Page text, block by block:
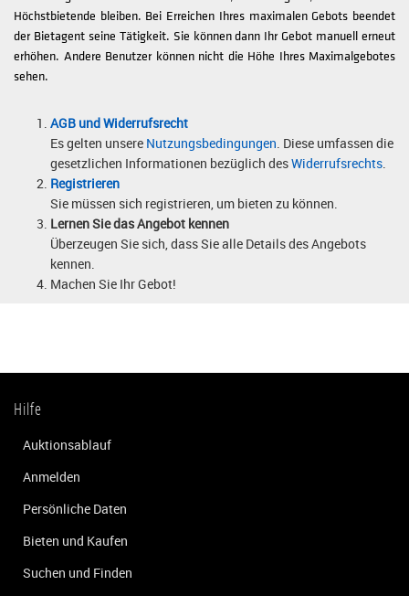
Höchstbietende bleiben. Bei Erreichen Ihres maximalen Gebots beendet
der Bietagent seine Tätigkeit. Sie können dann Ihr Gebot manuell erneut
erhöhen. Andere Benutzer können nicht die Höhe Ihres Maximalgebotes
sehen.
AGB und Widerrufsrecht
Es gelten unsere Nutzungsbedingungen. Diese umfassen die
gesetzlichen Informationen bezüglich desWiderrufsrechts.
Registrieren
Sie müssen sich registrieren, um bieten zu können.
Lernen Sie das Angebot kennen
Überzeugen Sie sich, dass Sie alle Details des Angebots
kennen.
Machen Sie Ihr Gebot!
Hilfe
Auktionsablauf
Anmelden
Persönliche Daten
Bieten und Kaufen
Suchen und Finden